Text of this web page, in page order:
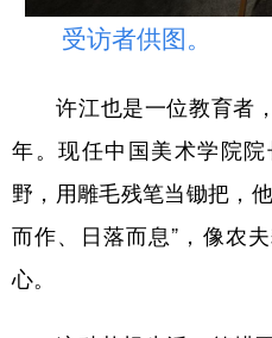
受访者供图。
许江也是一位教育者
年。现任中国美术学院
野，用雕毛残笔当锄把，
而作、日落而息”，像农
心。